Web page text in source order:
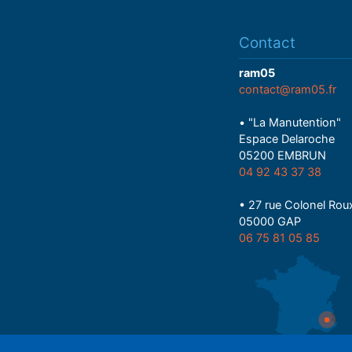
Contact
ram05
contact@ram05.fr
• "La Manutention"
Espace Delaroche
05200 EMBRUN
04 92 43 37 38
• 27 rue Colonel
05000 GAP
06 75 81 05 85